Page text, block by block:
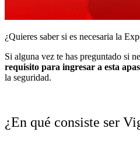
¿Quieres saber si es necesaria la
Si alguna vez te has preguntado si
requisito para ingresar a esta
la seguridad.
¿En qué consiste ser